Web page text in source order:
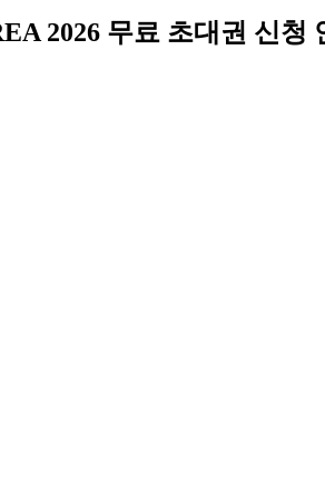
2026 무료 초대권 신청